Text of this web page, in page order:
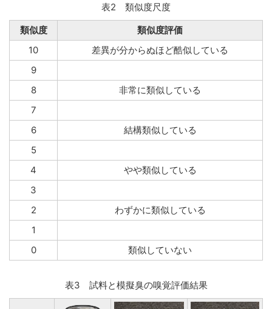
表2 類似度尺度
類似度
類似度評価
10
差異が分からぬほど酷似している
9
8
非常に類似している
7
6
結構類似している
5
4
やや類似している
3
2
わずかに類似している
1
0
類似していない
表3 試料と模擬臭の嗅覚評価結果